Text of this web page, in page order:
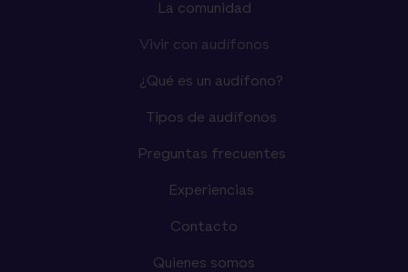
La comunidad
Vivir con audífonos
¿Qué es un audífono?
Tipos de audífonos
Preguntas frecuentes
Experiencias
Contacto
Quienes somos